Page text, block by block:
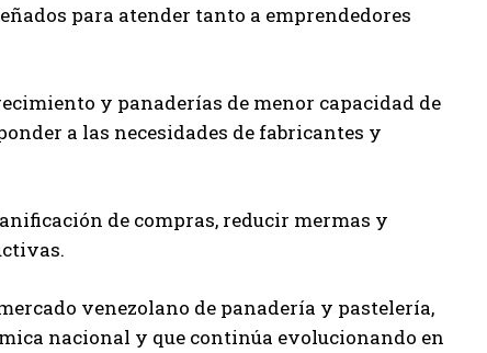
para atender tanto a emprendedores
y panaderías de menor capacidad de
a las necesidades de fabricantes y
de compras, reducir mermas y
venezolano de panadería y pastelería,
nacional y que continúa evolucionando en